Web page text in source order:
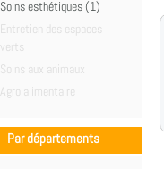
Soins esthétiques (1)
Entretien des espaces
verts
Soins aux animaux
Agro alimentaire
Par départements